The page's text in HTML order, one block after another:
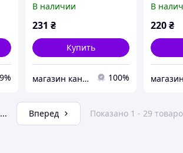
1,6см (1/12)
В наличии
231 ₴
Купить
магазин канцтоварів "Журналіст" 100%
(1/12)
В
220₴
... Вперед Показано 1 - 29